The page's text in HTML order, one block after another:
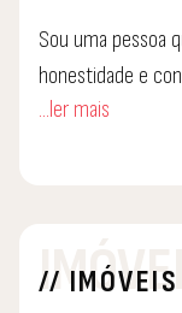
Sou uma pessoa
honestidade e
como profissional.
Ofereço um
...ler mais
// IMÓVEIS
IMÓVEIS